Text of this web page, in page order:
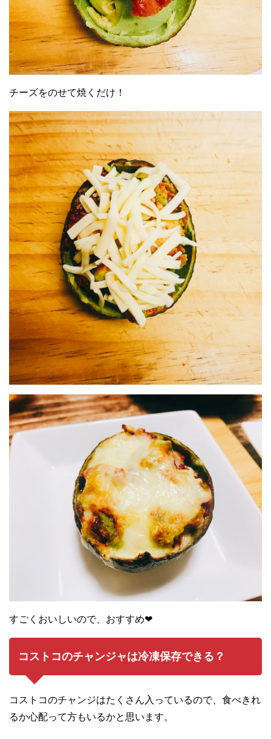
チーズをのせて焼くだけ！
すごくおいしいので、おすすめ❤︎
コストコのチャンジャは冷凍保存できる？
コストコのチャンジはたくさん入っているので、食べきれ
るか心配って方もいるかと思います。